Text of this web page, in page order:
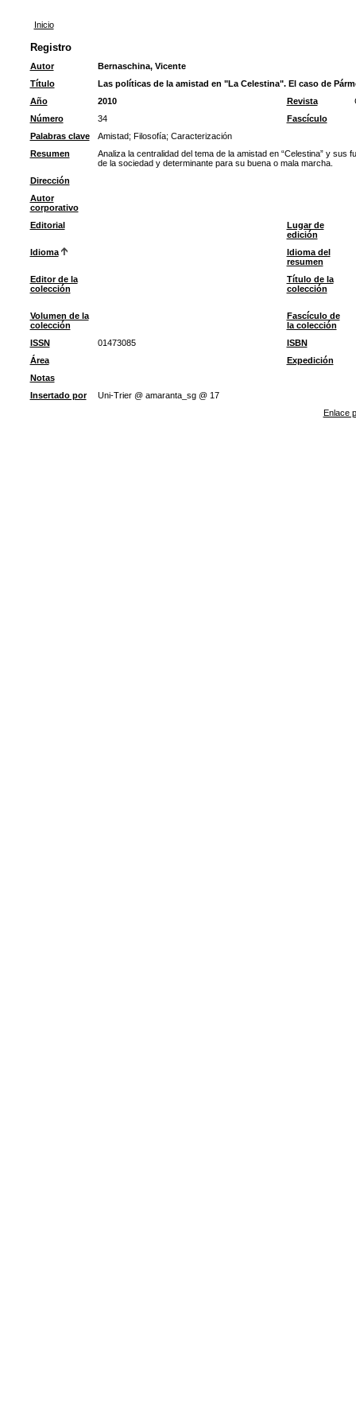
Inicio
Registro
Autor
Bernaschina, Vicente
Título
Las políticas de la amistad en "La Celestina". El caso de
Año
2010 Revista
Número
34
Fascículo
Palabras clave
Amistad; Filosofía; Caracterización
Resumen
Analiza la centralidad del tema de la amistad en “Celestina” y
de la sociedad y determinante para su buena o mala marcha.
Dirección
Autor
corporativo
Editorial
Lugar de
edición
Idioma
Idioma del
resumen
Editor de la
colección
Título de la
colección
Volumen de la
colección
Fascículo de
la colección
ISSN
01473085
ISBN
Área
Expedición
Notas
Insertado por
Uni-Trier @ amaranta_sg @ 17
Enlace